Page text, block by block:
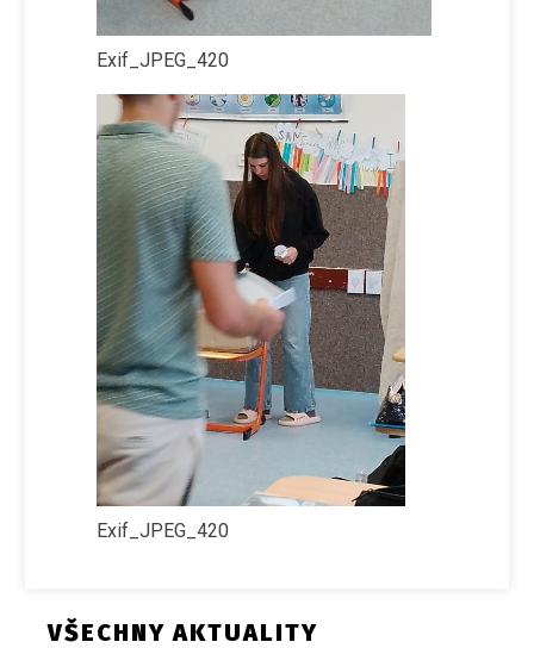
Exif_JPEG_420
Exif_JPEG_420
VŠECHNY AKTUALITY